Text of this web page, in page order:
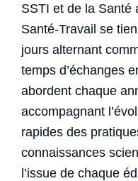
SSTI et de la Santé
Santé-Travail se
jours alternant
temps d’échanges
abordent chaque
accompagnant
rapides des
connaissances
l’issue de chaque